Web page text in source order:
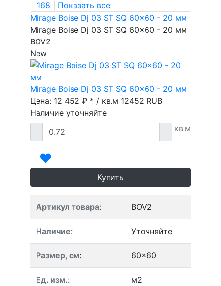
168
Показать все
Mirage Boise Dj 03 ST SQ 60x60 - 20 мм
Mirage Boise Dj 03 ST SQ 60x60 - 20 мм
BOV2
New
Mirage Boise Dj 03 ST SQ 60x60 - 20 мм
Цена: 12 452 ₽ * / кв.м 12452 RUB
Наличие уточняйте
кв.м
Купить
Артикул товара: BOV2
Наличие: Уточняйте
Размер, см: 60x60
Ед. изм.: м2